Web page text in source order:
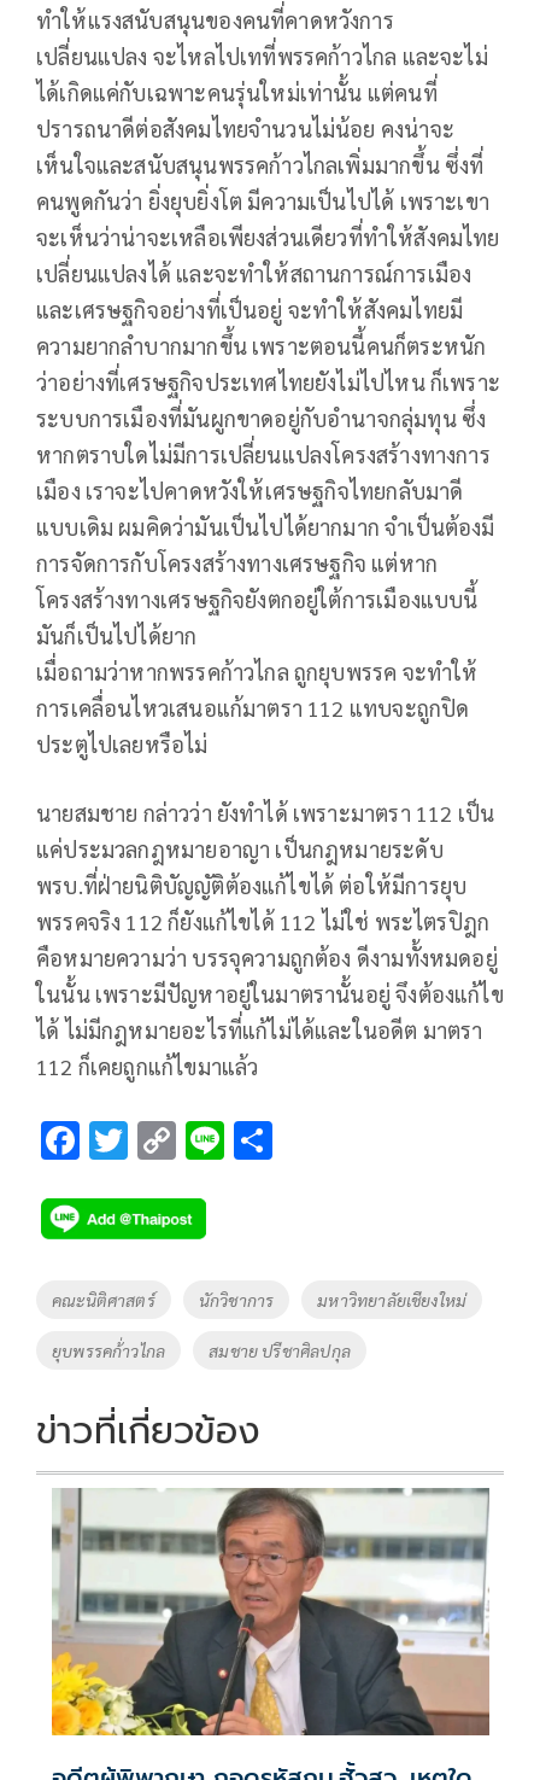
ทำให้แรงสนับสนุนของคนที่คาดหวังการ
เปลี่ยนแปลง จะไหลไปเทที่พรรคก้าวไกล และจะไม่
ได้เกิดแค่กับเฉพาะคนรุ่นใหม่เท่านั้น แต่คนที่
ปรารถนาดีต่อสังคมไทยจำนวนไม่น้อย คงน่าจะ
เห็นใจและสนับสนุนพรรคก้าวไกลเพิ่มมากขึ้น ซึ่งที่
คนพูดกันว่า ยิ่งยุบยิ่งโต มีความเป็นไปได้ เพราะเขา
จะเห็นว่าน่าจะเหลือเพียงส่วนเดียวที่ทำให้สังคมไทย
เปลี่ยนแปลงได้ และจะทำให้สถานการณ์การเมือง
และเศรษฐกิจอย่างที่เป็นอยู่ จะทำให้สังคมไทยมี
ความยากลำบากมากขึ้น เพราะตอนนี้คนก็ตระหนัก
ว่าอย่างที่เศรษฐกิจประเทศไทยยังไม่ไปไหน ก็เพราะ
ระบบการเมืองที่มันผูกขาดอยู่กับอำนาจกลุ่มทุน ซึ่ง
หากตราบใดไม่มีการเปลี่ยนแปลงโครงสร้างทางการ
เมือง เราจะไปคาดหวังให้เศรษฐกิจไทยกลับมาดี
แบบเดิม ผมคิดว่ามันเป็นไปได้ยากมาก จำเป็นต้องมี
การจัดการกับโครงสร้างทางเศรษฐกิจ แต่หาก
โครงสร้างทางเศรษฐกิจยังตกอยู่ใต้การเมืองแบบนี้
มันก็เป็นไปได้ยาก
เมื่อถามว่าหากพรรคก้าวไกล ถูกยุบพรรค จะทำให้
การเคลื่อนไหวเสนอแก้มาตรา 112 แทบจะถูกปิด
ประตูไปเลยหรือไม่
นายสมชาย กล่าวว่า ยังทำได้ เพราะมาตรา 112 เป็น
แค่ประมวลกฎหมายอาญา เป็นกฎหมายระดับ
พรบ.ที่ฝ่ายนิติบัญญัติต้องแก้ไขได้ ต่อให้มีการยุบ
พรรคจริง 112 ก็ยังแก้ไขได้ 112 ไม่ใช่ พระไตรปิฎก
คือหมายความว่า บรรจุความถูกต้อง ดีงามทั้งหมดอยู่
ในนั้น เพราะมีปัญหาอยู่ในมาตรานั้นอยู่ จึงต้องแก้ไข
ได้ ไม่มีกฎหมายอะไรที่แก้ไม่ได้และในอดีต มาตรา
112 ก็เคยถูกแก้ไขมาแล้ว
F
e
b
o
k
T
tt
er
C
p
y
Li
Li
Tags
คณะนิติศาสตร์ นักวิชาการ มหาวิทยาลัยเชียงใหม่
ยุบพรรคก้่าวไกล สมชาย ปรีชาศิลปกุล
ข่าวที่เกี่ยวข้อง